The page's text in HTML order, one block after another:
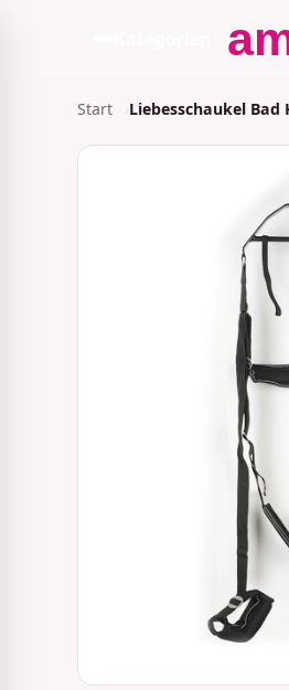
Start Liebesschaukel Bad